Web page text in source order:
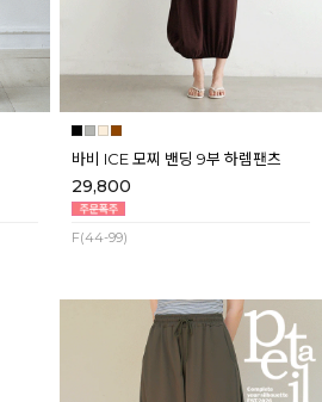
바비 ICE 모찌 밴딩 9부 하렘팬츠
29,800
F(44-99)